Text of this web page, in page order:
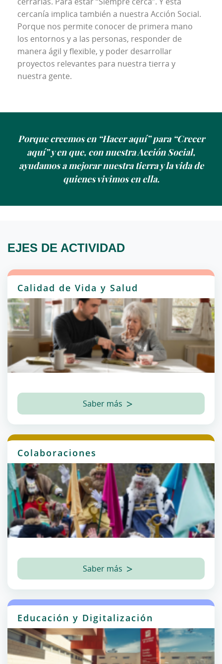
cercanía implica también a nuestra Acción Social.
Porque nos permite conocer de primera mano
los entornos y a las personas, responder de
manera ágil y flexible, y poder desarrollar
proyectos relevantes para nuestra tierra y
nuestra gente.
Porque creemos en “Hacer aquí” para “Crecer
aquí” y en que, con nuestra Acción Social,
ayudamos a mejorar nuestra tierra y la vida de
quienes vivimos en ella.
EJES DE ACTIVIDAD
Calidad de Vida y Salud
Saber más
Colaboraciones
Saber más
Educación y Digitalización